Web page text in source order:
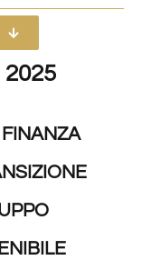
2025
FINANZA